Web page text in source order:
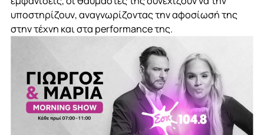
υποστηρίζουν, αναγνωρίζοντας την αφοσίωσή της
στην τέχνη και στα performance της.